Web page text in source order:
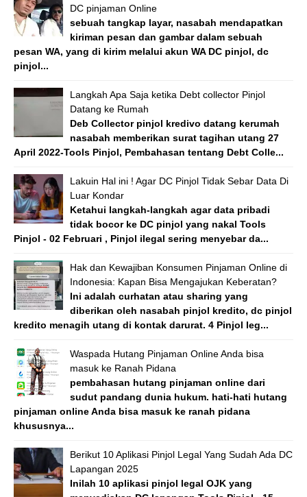
DC pinjaman Online
sebuah tangkap layar, nasabah mendapatkan
kiriman pesan dan gambar dalam sebuah
pesan WA, yang di kirim melalui akun WA DC pinjol, dc
pinjol...
Langkah Apa Saja ketika Debt collector Pinjol
Datang ke Rumah
Deb Collector pinjol kredivo datang kerumah
nasabah memberikan surat tagihan utang 27
April 2022-Tools Pinjol, Pembahasan tentang Debt Colle...
Lakuin Hal ini ! Agar DC Pinjol Tidak Sebar Data Di
Luar Kondar
Ketahui langkah-langkah agar data pribadi
tidak bocor ke DC pinjol yang nakal Tools
Pinjol - 02 Februari , Pinjol ilegal sering menyebar da...
Hak dan Kewajiban Konsumen Pinjaman Online di
Indonesia: Kapan Bisa Mengajukan Keberatan?
Ini adalah curhatan atau sharing yang
diberikan oleh nasabah pinjol kredito, dc pinjol
kredito menagih utang di kontak darurat. 4 Pinjol leg...
Waspada Hutang Pinjaman Online Anda bisa
masuk ke Ranah Pidana
pembahasan hutang pinjaman online dari
sudut pandang dunia hukum. hati-hati hutang
pinjaman online Anda bisa masuk ke ranah pidana
khususnya...
Berikut 10 Aplikasi Pinjol Legal Yang Sudah Ada DC
Lapangan 2025
Inilah 10 aplikasi pinjol legal OJK yang